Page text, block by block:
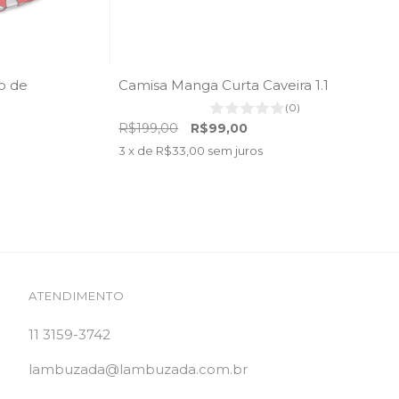
de Camisa Manga Curta Caveira 1.1
(0)
R$199,00 R$99,00
3 x de R$33,00 sem juros
ATENDIMENTO
11 3159-3742
lambuzada@lambuzada.com.br